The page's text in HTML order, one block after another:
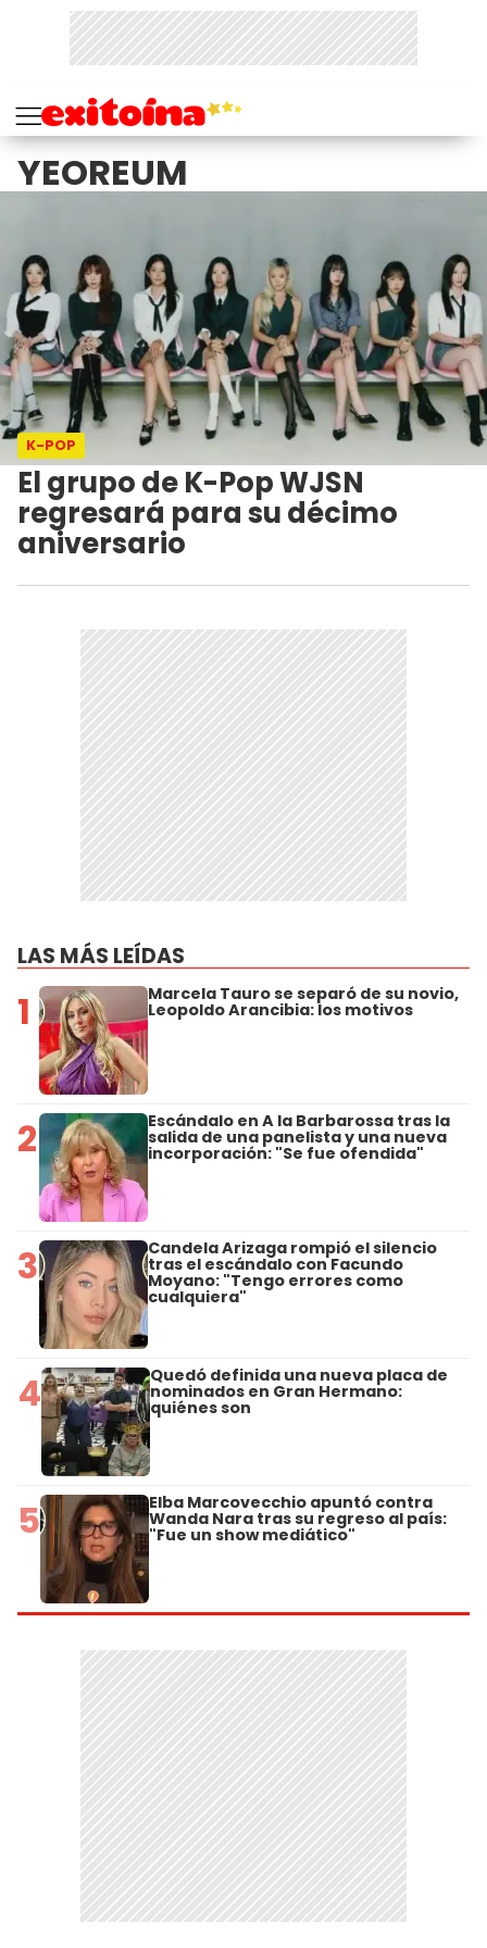
YEOREUM
K-POP
El grupo de K-Pop WJSN
regresará para su décimo
aniversario
LAS MÁS LEÍDAS
1 Marcela Tauro se separó de su novio,
Leopoldo Arancibia: los motivos
2 Escándalo en A la Barbarossa tras la
salida de una panelista y una nueva
incorporación: "Se fue ofendida"
3 Candela Arizaga rompió el silencio
tras el escándalo con Facundo
Moyano: "Tengo errores como
cualquiera"
4 Quedó definida una nueva placa de
nominados en Gran Hermano:
quiénes son
5 Elba Marcovecchio apuntó contra
Wanda Nara tras su regreso al país:
"Fue un show mediático"